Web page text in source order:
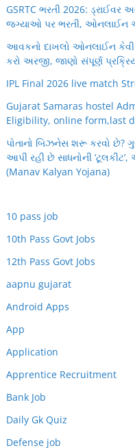
GSRTC ભરતી 2026: ડ્રાઈવર
જગ્યાઓ પર ભરતી, ઓનલાઈન
આવકનો દાખલો ઓનલાઈન કેવી
કરો અરજી, જાણો સંપૂર્ણ
IPL Final 2026 live match
Gujarat Samaras hostel
Eligibility, online form,last
પોતાનો બિઝનેસ શરૂ કરવો છે?
આપી રહી છે સાધનોની
(Manav Kalyan Yojana)
10 pass job
10th Pass Govt Jobs
12th Pass Govt Jobs
aapnu gujarat
Android Apps
App
Application
Apprentice Recruitment
Bank Job
Daily Gk Quiz
Defense job